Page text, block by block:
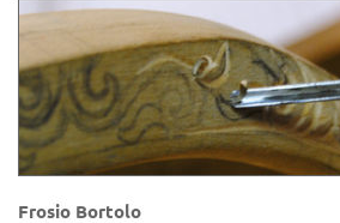
Frosio Bortolo